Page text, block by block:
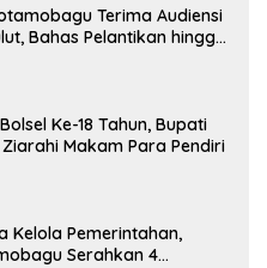
Terima Audiensi
Bahas Pelantikan hingga
Ke-18 Tahun, Bupati
Makam Para Pendiri
Kelola Pemerintahan,
Serahkan 4